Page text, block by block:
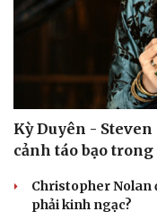
Cải chính
Kỳ Duyên -
cảnh táo bạo
Christopher Nolan
phải kinh ngạc?